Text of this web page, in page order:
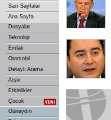
Sarı Sayfalar
Ana Sayfa
Dosyalar
Teknoloji
Emlak
Otomobil
Detaylı Arama
Arşiv
Etkinlikler
Çocuk
Günaydın